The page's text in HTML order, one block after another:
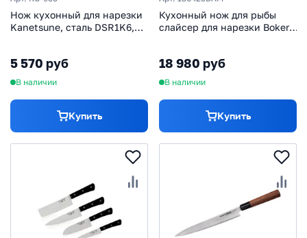
Нож кухонный для нарезки
Kanetsune, сталь DSR1K6,
5 570 руб
В наличии
Купить
Кухонный нож для рыбы
слайсер для нарезки Boker,
дерево
18 980 руб
В наличии
Купить